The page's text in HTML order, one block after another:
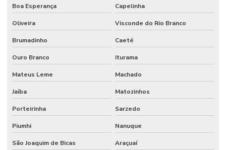
Pintura Epoxi Piso
Pintura Epoxi Piso Industrial
Pintura Epóxi Rápida Secagem
Pintura Epóxi Rápida Secagem Minas Gerais
Pintura Piso Industrial
Pintura Poliuretano
Pintura Poliuretano Com Alta Durabilidade
Pintura Poliuretano De Alta Performance
Boa Esperança Capelinha
Oliveira Visconde do Rio Branco
Brumadinho Caeté
Ouro Branco Iturama
Mateus Leme Machado
Jaíba Matozinhos
Porteirinha Sarzedo
Piumhi Nanuque
São Joaquim de Bicas Araçuaí